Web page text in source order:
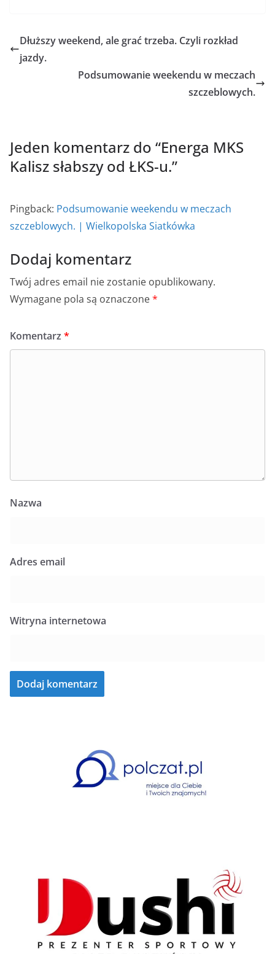
Dłuższy weekend, ale grać trzeba. Czyli rozkład
jazdy.
Podsumowanie weekendu w meczach
szczeblowych.
Jeden komentarz do “Energa MKS
Kalisz słabszy od ŁKS-u.”
Pingback: Podsumowanie weekendu w meczach
szczeblowych. | Wielkopolska Siatkówka
Dodaj komentarz
Twój adres email nie zostanie opublikowany.
Wymagane pola są oznaczone*
Komentarz *
Nazwa
Adres email
Witryna internetowa